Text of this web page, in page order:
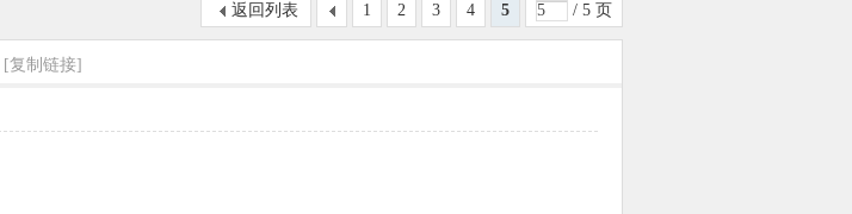
索
1 2 3 4 5 / 5 页
返回列表
[复制链接]